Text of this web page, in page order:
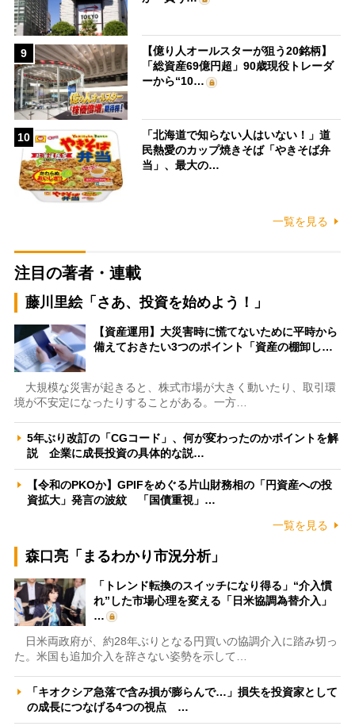
9
【億り人オールスターが狙う20銘柄】
「総資産69億円超」90歳現役トレーダ
ーから“10…
10
「北海道で知らない人はいない！」道
民熱愛のカップ焼きそば「やきそば弁
当」、最大の…
一覧を見る
注目の著者・連載
藤川里絵「さあ、投資を始めよう！」
【資産運用】大災害時に慌てないために平時から
備えておきたい3つのポイント「資産の棚卸し…
大規模な災害が起きると、株式市場が大きく動いたり、取引環
境が不安定になったりすることがある。一方…
5年ぶり改訂の「CGコード」、何が変わったのかポイントを解
説 企業に成長投資の具体的な説…
【令和のPKOか】GPIFをめぐる片山財務相の「円資産への投
資拡大」発言の波紋 「国債重視」…
一覧を見る
森口亮「まるわかり市況分析」
「トレンド転換のスイッチになり得る」“介入慣
れ”した市場心理を変える「日米協調為替介入」
…
日米両政府が、約28年ぶりとなる円買いの協調介入に踏み切っ
た。米国も追加介入を辞さない姿勢を示して…
「キオクシア急落で含み損が膨らんで…」損失を投資家として
の成長につなげる4つの視点 …